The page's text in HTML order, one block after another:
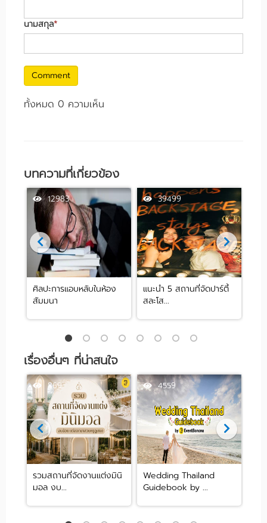
นามสกุล*
Comment
ทั้งหมด 0 ความเห็น
บทความที่เกี่ยวข้อง
12983
ศิลปะการแอบหลับในห้อง
สัมมนา
39499
แนะนำ 5 สถานที่จัดปาร์ตี้
สละโส...
เรื่องอื่นๆ ที่น่าสนใจ
869
รวมสถานที่จัดงานแต่งมินิ
มอล งบ...
4559
Wedding Thailand
Guidebook by ...